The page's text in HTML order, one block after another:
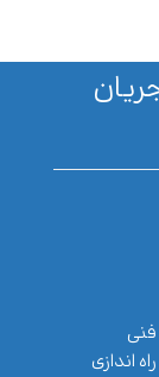
اندازی